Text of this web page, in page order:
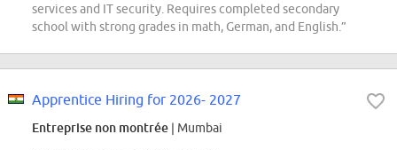
services and IT security. Requires completed secondary
school with strong grades in math, German, and English.”
Apprentice Hiring for 2026- 2027
Entreprise non montrée | Mumbai